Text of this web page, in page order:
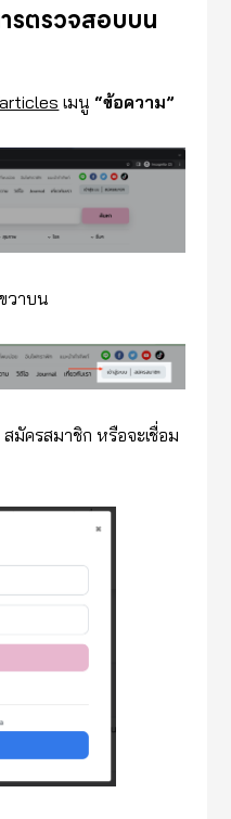
รตรวจสอบบน
เมนู “ข้อความ”
วาบน
สมัครสมาชิก หรือจะเชื่อม